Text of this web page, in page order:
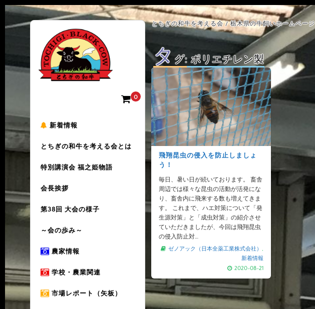
とちぎの和牛を考える会 / 栃木県の牛飼いホームページ
0
新着情報
とちぎの和牛を考える会とは
特別講演会 福之姫物語
会長挨拶
第38回 大会の様子
～会の歩み～
農家情報
学校・農業関連
市場レポート（矢板）
タ グ:ポリエチレン製
飛翔昆虫の侵入を防止しましょ
う！
毎日、暑い日が続いております。 畜舎
周辺では様々な昆虫の活動が活発にな
り、畜舎内に飛来する数も増えてきま
す。 これまで、ハエ対策について「発
生源対策」と「成虫対策」の紹介させ
ていただきましたが、今回は飛翔昆虫
の侵入防止対…
ゼノアック（日本全薬工業株式会社） ,
新着情報
2020-08-21